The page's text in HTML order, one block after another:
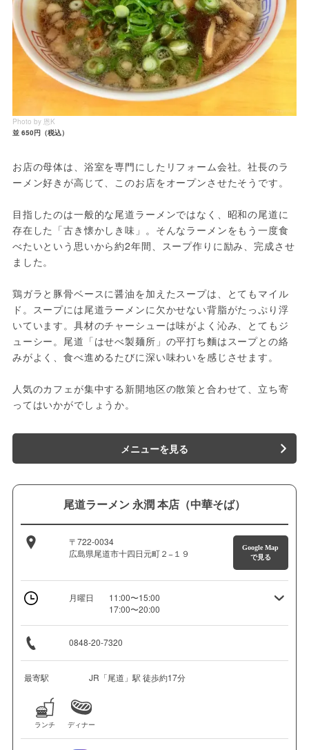
Photo by 恩K
並 650円（税込）
お店の母体は、浴室を専門にしたリフォーム会社。社長のラ
ーメン好きが高じて、このお店をオープンさせたそうです。
目指したのは一般的な尾道ラーメンではなく、昭和の尾道に
存在した「古き懐かしき味」。そんなラーメンをもう一度食
べたいという思いから約2年間、スープ作りに励み、完成させ
ました。
鶏ガラと豚骨ベースに醤油を加えたスープは、とてもマイル
ド。スープには尾道ラーメンに欠かせない背脂がたっぷり浮
いています。具材のチャーシューは味がよく沁み、とてもジ
ューシー。尾道「はせべ製麺所」の平打ち麵はスープとの絡
みがよく、食べ進めるたびに深い味わいを感じさせます。
人気のカフェが集中する新開地区の散策と合わせて、立ち寄
ってはいかがでしょうか。
メニューを見る
尾道ラーメン 永潤 本店（中華そば）
〒722-0034
広島県尾道市十四日元町２−１９
Google Map
で見る
月曜日
11:00〜15:00
17:00〜20:00
0848-20-7320
最寄駅 JR「尾道」駅 徒歩約17分
ランチ ディナー